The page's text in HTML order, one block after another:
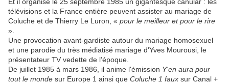
télévisions et la France entière peuvent assister au mariage de
Coluche et de Thierry Le Luron, « pour le meilleur et pour le rire
».
Une provocation avant-gardiste autour du mariage homosexuel
et une parodie du très médiatisé mariage d'Yves Mourousi, le
présentateur TV vedette de l’époque.
De juillet 1985 à mars 1986, il anime l'émission Y'en aura pour
tout le monde sur Europe 1 ainsi que Coluche 1 faux sur Canal +